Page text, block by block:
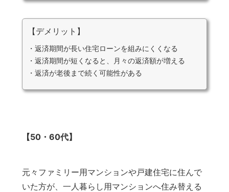
【デメリット】
・返済期間が長い住宅ローンを組みにくくなる
・返済期間が短くなると、月々の返済額が増える
・返済が老後まで続く可能性がある
【50・60代】
元々ファミリー用マンションや戸建住宅に住んで
いた方が、一人暮らし用マンションへ住み替える